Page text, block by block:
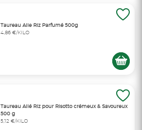
Taureau Aile Riz Parfumé 500g
4,86 €/KILO
Taureau Ailé Riz pour Risotto crémeux & Savoureux
500 g
5,12 €/KILO